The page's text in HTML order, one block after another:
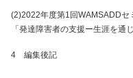
(2)2022年度第1回WAMSADDセ
「発達障害者の支援ー生涯を通
4 編集後記